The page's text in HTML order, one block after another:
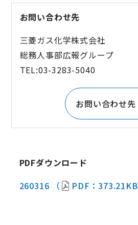
お問い合わせ先
三菱ガス化学株式会社
総務人事部広報グループ
TEL:03-3283-5040
お問い合わせ先
PDFダウンロード
260316 （
PDF：373.21KB